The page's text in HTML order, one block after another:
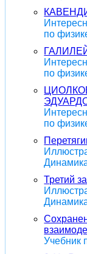
по
по
по
Третий
Учебник